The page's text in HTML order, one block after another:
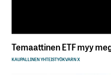
Temaattinen ETF myy
KAUPALLINEN YHTEISTYÖKVARN X